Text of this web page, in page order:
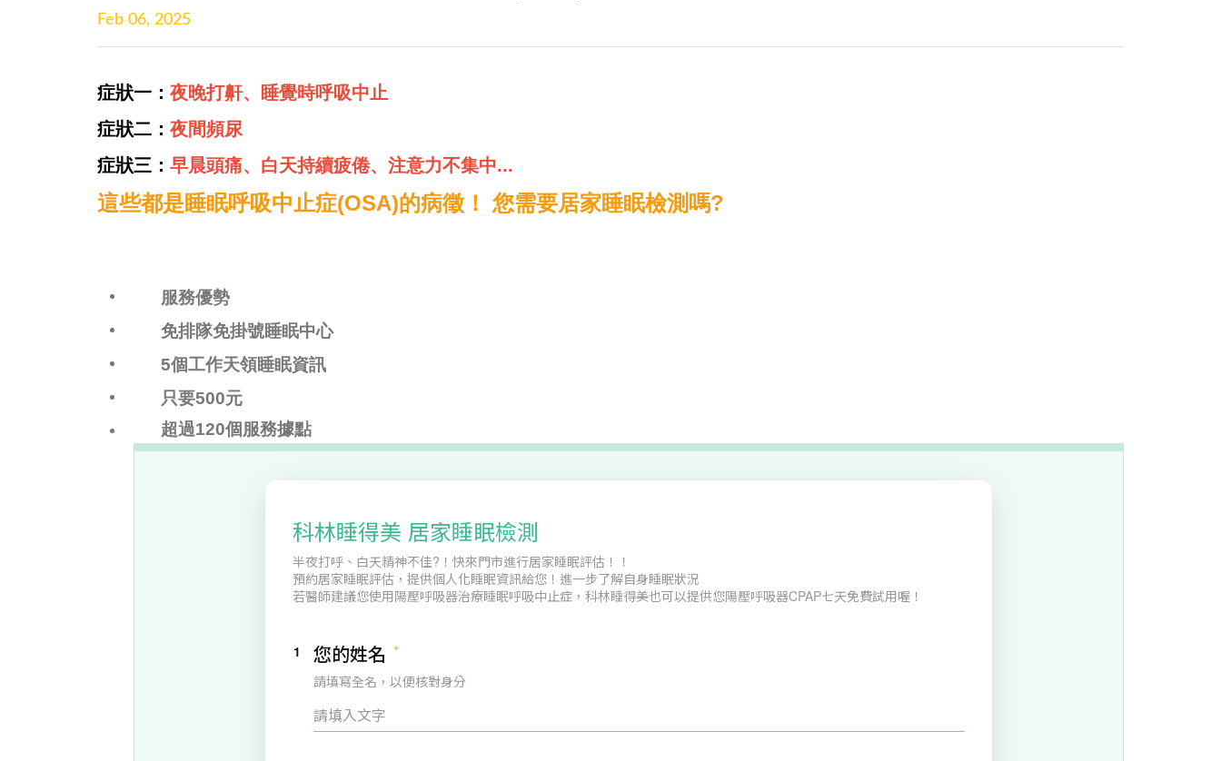
Feb 06, 2025
症狀一： 夜晚打鼾、睡覺時呼吸中止
症狀二： 夜間頻尿
症狀三： 早晨頭痛、白天持續疲倦、注意力不集中...
這些都是睡眠呼吸中止症(OSA)的病徵！ 您需要居家睡眠檢測嗎?
服務優勢
免排隊免掛號睡眠中心
5個工作天領睡眠資訊
只要500元
超過120個服務據點